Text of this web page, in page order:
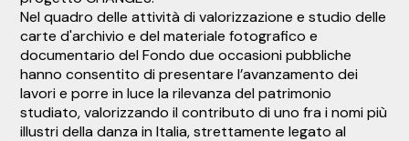
Nel quadro delle attività di valorizzazione e studio delle
carte d'archivio e del materiale fotografico e
documentario del Fondo due occasioni pubbliche
hanno consentito di presentare l’avanzamento dei
lavori e porre in luce la rilevanza del patrimonio
studiato, valorizzando il contributo di uno fra i nomi più
illustri della danza in Italia, strettamente legato al